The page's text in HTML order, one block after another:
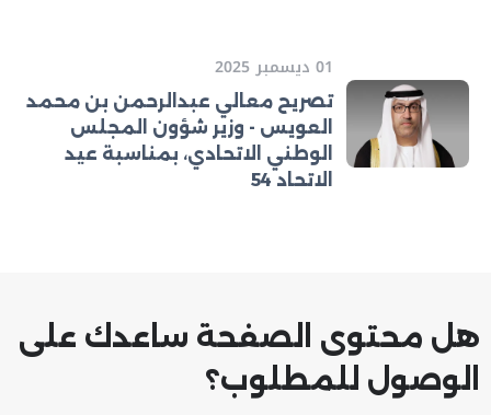
01 ديسمبر 2025
تصريح معالي عبدالرحمن بن محمد
العويس - وزير شؤون المجلس
الوطني الاتحادي، بمناسبة عيد
الاتحاد 54
هل محتوى الصفحة ساعدك على
الوصول للمطلوب؟